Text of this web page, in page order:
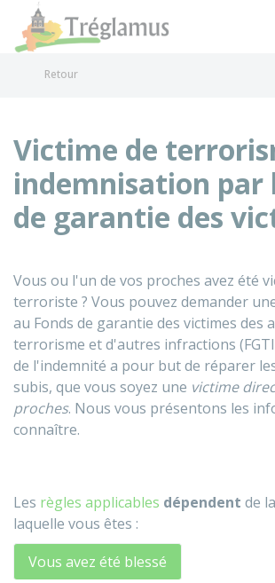
Retour
Victime de
indemnisation par
de garantie des
Vous ou l'un de vos proches avez été
terroriste ? Vous pouvez demander
au Fonds de garantie des victimes des
terrorisme et d'autres infractions
de l'indemnité a pour but de réparer
subis, que vous soyez une victime
proches. Nous vous présentons les
connaître.
Les règles applicables dépendent de
laquelle vous êtes :
Vous avez été blessé